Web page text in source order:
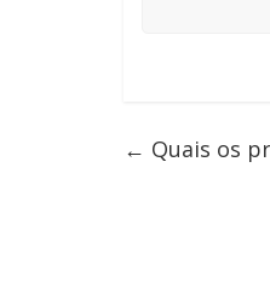
← Quais os